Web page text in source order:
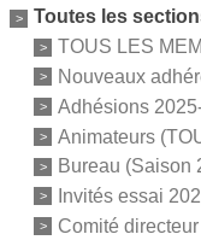
Toutes les
TOUS LES
Nouveaux
Adhésions
Animateurs
Bureau (Saison
Invités essai
Comité